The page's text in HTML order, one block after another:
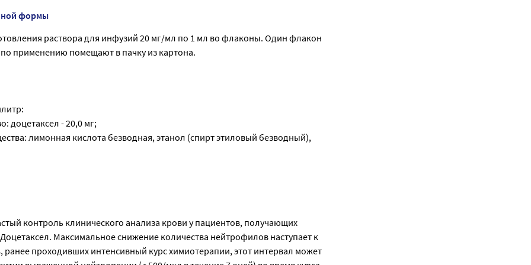
формы
раствора для инфузий 20 мг/мл по 1 мл во флаконы. Один флакон
по применению помещают в пачку из картона.
доцетаксел - 20,0 мг;
лимонная кислота безводная, этанол (спирт этиловый безводный),